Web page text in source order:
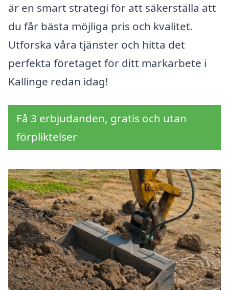
är en smart strategi för att säkerställa att
du får bästa möjliga pris och kvalitet.
Utforska våra tjänster och hitta det
perfekta företaget för ditt markarbete i
Kallinge redan idag!
Få 3 erbjudanden, gratis och utan
förpliktelser